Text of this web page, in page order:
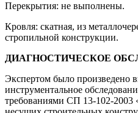
Перекрытия: не выполнены.
Кровля: скатная, из
стропильной конструкции.
ДИАГНОСТИЧЕСКОЕ
Экспертом было произведено
инструментальное
требованиями СП 13-102-2003